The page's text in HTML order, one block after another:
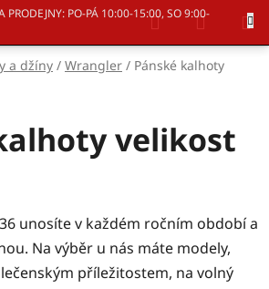
PRODEJNY: PO-PÁ 10:00-15:00, SO 9:00-
Hledat
KOŠÍK
a džíny / Wrangler / Pánské kalhoty
velikost
unosíte v každém ročním období a
Na výběr u nás máte modely,
příležitostem, na volný